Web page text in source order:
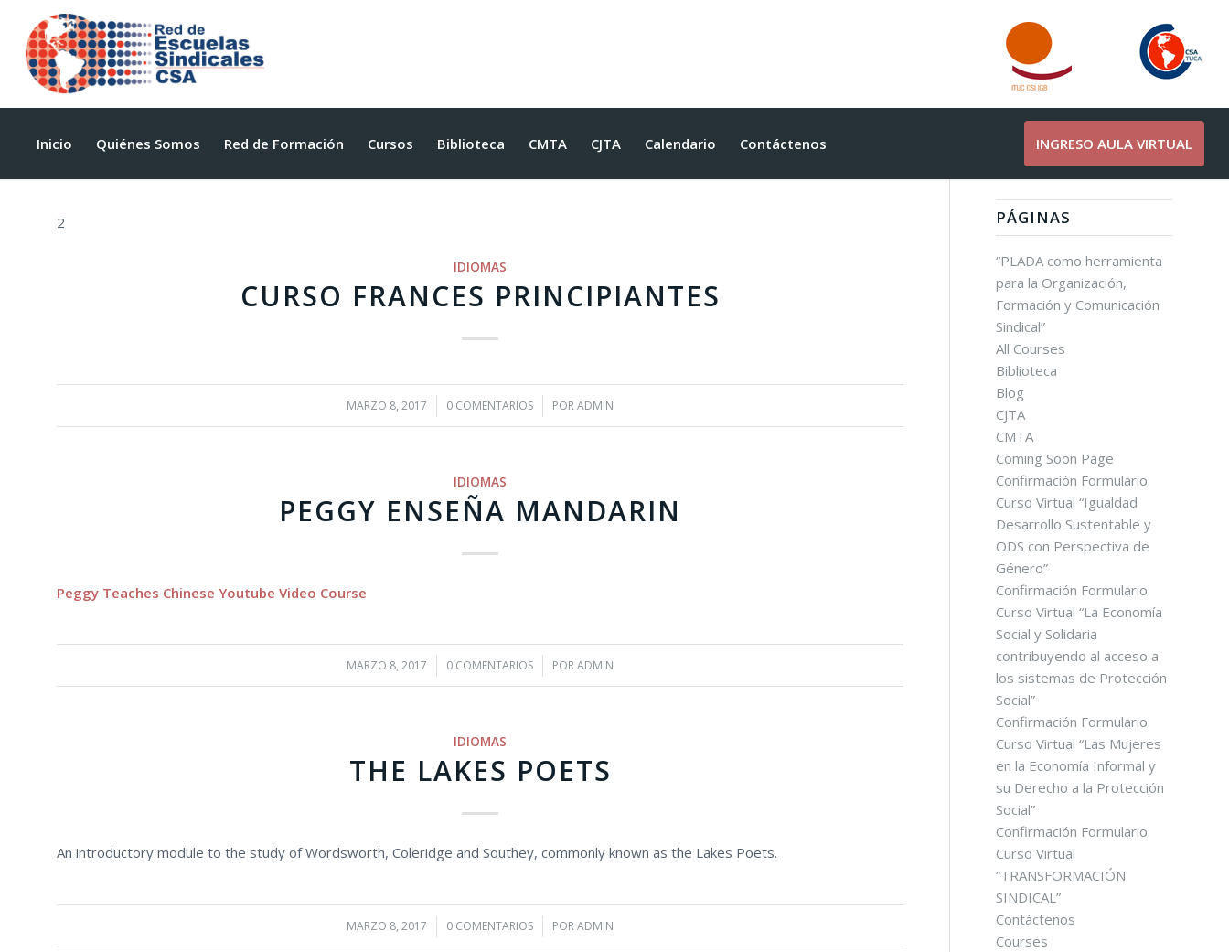
Inicio Quiénes Somos Red de Formación Cursos Biblioteca CMTA CJTA Calendario Contáctenos INGRESO AULA VIRTUAL
2
IDIOMAS
CURSO FRANCES PRINCIPIANTES
MARZO 8, 2017
/ 0 COMENTARIOS
/ PORADMIN
IDIOMAS
PEGGY ENSEÑA MANDARIN
Peggy Teaches Chinese Youtube Video Course
MARZO 8, 2017
/ 0 COMENTARIOS
/ PORADMIN
IDIOMAS
THE LAKES POETS
An introductory module to the study of Wordsworth, Coleridge and Southey, commonly known as the Lakes Poets.
MARZO 8, 2017
/ 0 COMENTARIOS
/ PORADMIN
PÁGINAS
“PLADA como herramienta
para la Organización,
Formación y Comunicación
Sindical”
All Courses
Biblioteca
Blog
CJTA
CMTA
Coming Soon Page
Confirmación Formulario
Curso Virtual “Igualdad
Desarrollo Sustentable y
ODS con Perspectiva de
Género”
Confirmación Formulario
Curso Virtual “La Economía
Social y Solidaria
contribuyendo al acceso a
los sistemas de Protección
Social”
Confirmación Formulario
Curso Virtual “Las Mujeres
en la Economía Informal y
su Derecho a la Protección
Social”
Confirmación Formulario
Curso Virtual
“TRANSFORMACIÓN
SINDICAL”
Contáctenos
Courses